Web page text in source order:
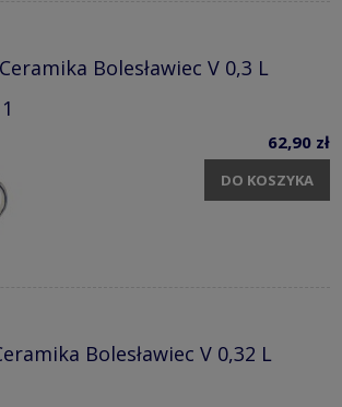
Bolesławiec V 0,3 L
62,90 zł
DO KOSZYKA
Bolesławiec V 0,32 L